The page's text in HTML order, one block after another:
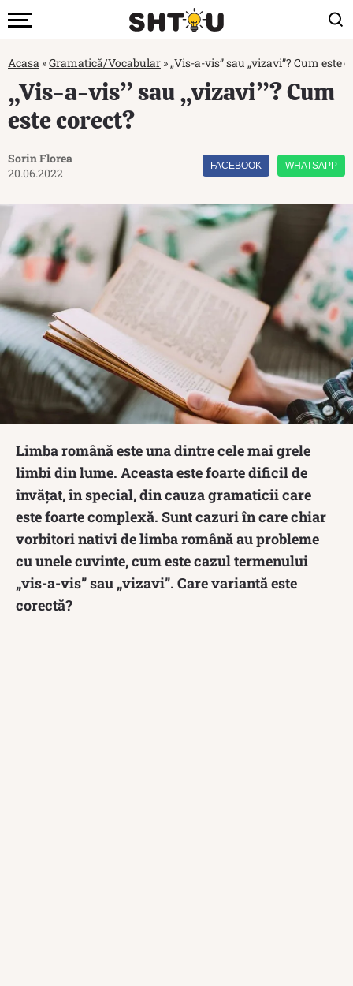
Acasa »Gramatică/Vocabular »„Vis-a-vis” sau „vizavi”? Cum este
„Vis-a-vis” sau „vizavi”? Cum
este corect?
Sorin Florea
20.06.2022
FACEBOOK WHATSAPP
Limba română este una dintre cele mai grele
limbi din lume. Aceasta este foarte dificil de
învățat, în special, din cauza gramaticii care
este foarte complexă. Sunt cazuri în care chiar
vorbitori nativi de limba română au probleme
cu unele cuvinte, cum este cazul termenului
„vis-a-vis” sau „vizavi”. Care variantă este
corectă?